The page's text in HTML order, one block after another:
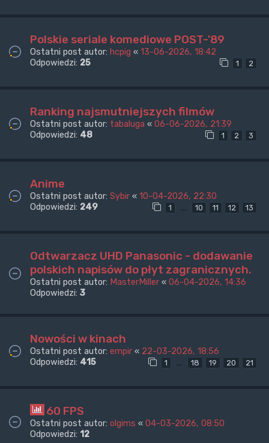
Polskie seriale komediowe POST-'89
Ostatni post autor: hcpig « 13-06-2026, 18:42
Odpowiedzi: 25 1 2
Ranking najsmutniejszych filmów
Ostatni post autor: tabaluga « 06-06-2026, 21:39
Odpowiedzi: 48 1 2 3
Anime
Ostatni post autor: Sybir « 10-04-2026, 22:30
Odpowiedzi: 249 1 … 10 11 12 13
Odtwarzacz UHD Panasonic - dodawanie
polskich napisów do płyt zagranicznych.
Ostatni post autor: MasterMiller « 06-04-2026, 14:36
Odpowiedzi: 3
Nowości w kinach
Ostatni post autor: empir « 22-03-2026, 18:56
Odpowiedzi: 415 1 … 18 19 20 21
60 FPS
Ostatni post autor: olgims « 04-03-2026, 08:50
Odpowiedzi: 12